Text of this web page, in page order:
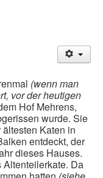
(wenn man
vor der heutigen
Hof Mehrens,
wurde. Sie
Katen in
entdeckt, der
dieses Hauses.
Da